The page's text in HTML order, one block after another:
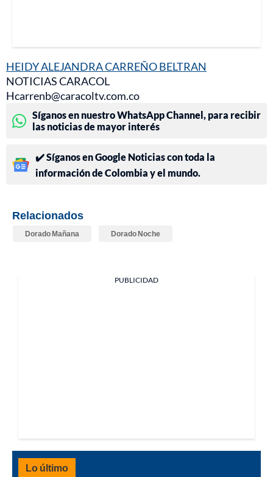
HEIDY ALEJANDRA CARREÑO BELTRAN
NOTICIAS CARACOL
Hcarrenb@caracoltv.com.co
Síganos en nuestro WhatsApp Channel, para recibir
las noticias de mayor interés
✔️ Síganos en Google Noticias con toda la
información de Colombia y el mundo.
Relacionados
Dorado Mañana Dorado Noche
PUBLICIDAD
Lo último